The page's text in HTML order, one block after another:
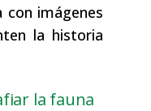
imágenes
la historia
la fauna